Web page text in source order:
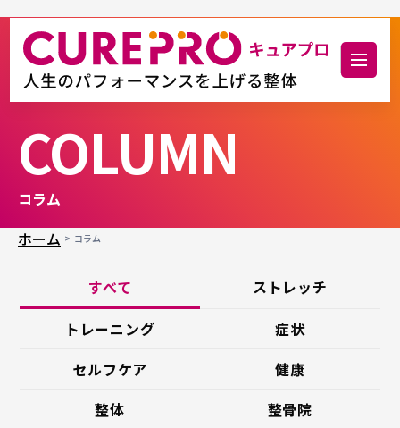
COLUMN
コラム
ホーム
コラム
すべて
ストレッチ
トレーニング
症状
セルフケア
健康
整体
整骨院